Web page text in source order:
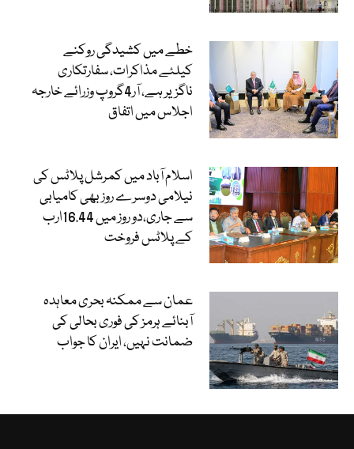
خطے میں کشیدگی روکنے
کیلئے مذاکرات، سفارتکاری
ناگزیر ہے، آر4گروپ وزرائے خارجہ
اجلاس میں اتفاق
اسلام آباد میں کمرشل پلاٹس کی
نیلامی دوسرے روز بھی کامیابی
سے جاری،دو روز میں 16.44ارب
کے پلاٹس فروخت
عمان سے ممکنہ بحری معاہدہ
آبنائے ہرمز کی فوری بحالی کی
ضمانت نہیں، ایران کا جواب